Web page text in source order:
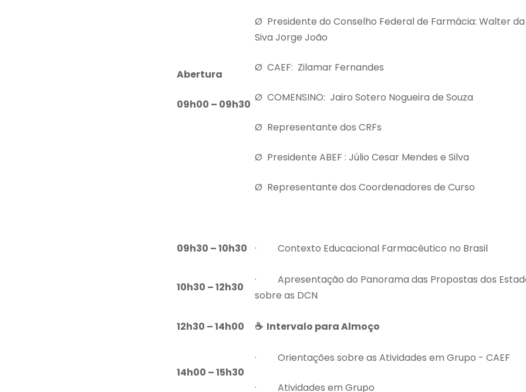
Abertura
09h00 – 09h30
Ø Presidente do Conselho Federal de Farmácia: Walter da
Siva Jorge João
Ø CAEF: Zilamar Fernandes
Ø COMENSINO: Jairo Sotero Nogueira de Souza
Ø Representante dos CRFs
Ø Presidente ABEF : Júlio Cesar Mendes e Silva
Ø Representante dos Coordenadores de Curso
09h30 – 10h30 · Contexto Educacional Farmacêutico no Brasil
10h30 – 12h30
· Apresentação do Panorama das Propostas dos
sobre as DCN
12h30 – 14h00 ☕ Intervalo para Almoço
14h00 – 15h30
· Orientações sobre as Atividades em Grupo - CAEF
· Atividades em Grupo